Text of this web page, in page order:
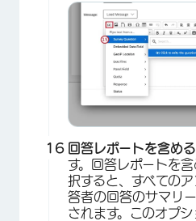
回答レポートを含め
す。回答レポートを
択すると、すべての
答者の回答のサマリ
されます。このオプ